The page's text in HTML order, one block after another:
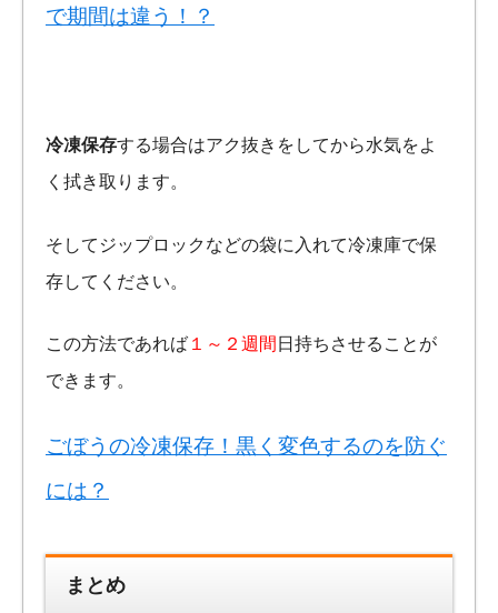
で期間は違う！？
冷凍保存する場合はアク抜きをしてから水気をよ
く拭き取ります。
そしてジップロックなどの袋に入れて冷凍庫で保
存してください。
この方法であれば １～２週間 日持ちさせることが
できます。
ごぼうの冷凍保存！黒く変色するのを防ぐ
には？
まとめ